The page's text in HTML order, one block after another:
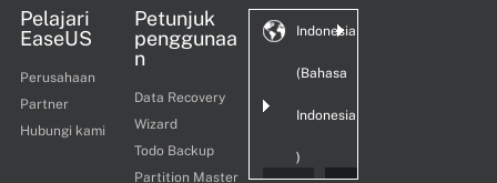
Pelajari
EaseUS
Perusahaan
Partner
Hubungi kami
Petunjuk
penggunaa
n
Data Recovery
Wizard
Todo Backup
Partition Master
Indonesia
(Bahasa
Indonesia
)